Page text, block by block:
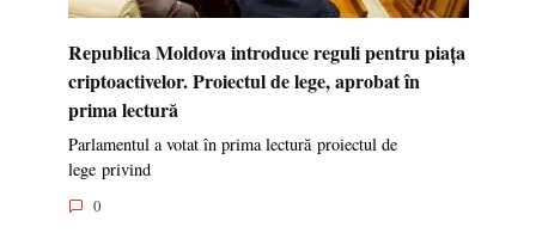
Republica Moldova introduce reguli pentru piața
criptoactivelor. Proiectul de lege, aprobat în
prima lectură
Parlamentul a votat în prima lectură proiectul de
lege privind
0